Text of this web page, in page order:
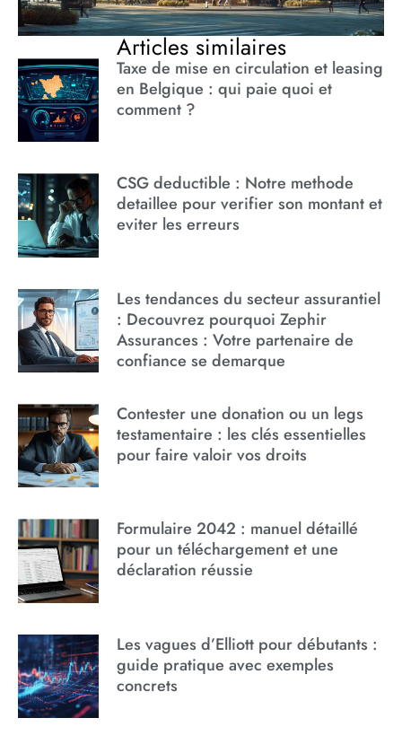
Articles similaires
Taxe de mise en circulation et leasing
en Belgique : qui paie quoi et
comment ?
CSG deductible : Notre methode
detaillee pour verifier son montant et
eviter les erreurs
Les tendances du secteur assurantiel
: Decouvrez pourquoi Zephir
Assurances : Votre partenaire de
confiance se demarque
Contester une donation ou un legs
testamentaire : les clés essentielles
pour faire valoir vos droits
Formulaire 2042 : manuel détaillé
pour un téléchargement et une
déclaration réussie
Les vagues d’Elliott pour débutants :
guide pratique avec exemples
concrets